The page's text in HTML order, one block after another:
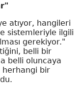
atıyor, hangileri
sistemleriyle ilgili
gerekiyor."
belli bir
belli oluncaya
herhangi bir